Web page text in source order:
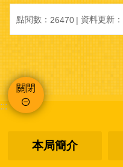
點閱數： 26470 資料更新：
關閉
:::
本局簡介